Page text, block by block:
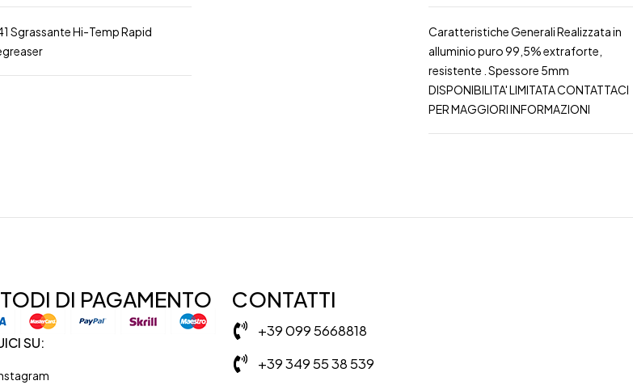
Sgrassante Hi-Temp Rapid
Caratteristiche Generali Realizzata in
alluminio puro 99,5% extraforte,
resistente . Spessore 5mm
DISPONIBILITA' LIMITATA CONTATTACI
PER MAGGIORI INFORMAZIONI
DI PAGAMENTO
SU:
CONTATTI
+39 099 5668818
+39 349 55 38 539